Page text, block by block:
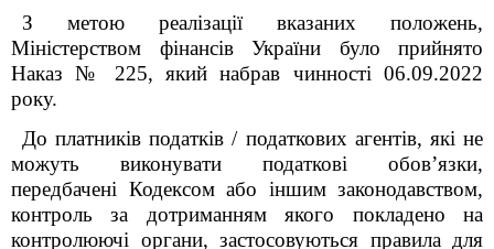
З метою реалізації вказаних положень,
Міністерством фінансів України було прийнято
Наказ № 225, який набрав чинності 06.09.2022
року.
До платників податків / податкових агентів, які не
можуть виконувати податкові обов’язки,
передбачені Кодексом або іншим законодавством,
контроль за дотриманням якого покладено на
контролюючі органи, застосовуються правила для